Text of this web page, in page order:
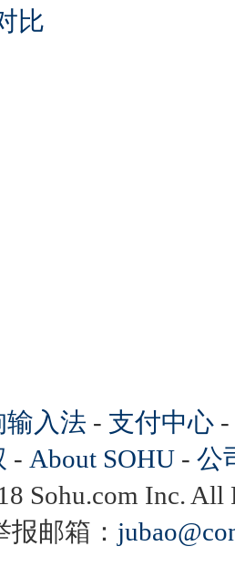
比
输入法 - 支付中心 -
- About SOHU - 公
Sohu.com Inc.
邮箱：